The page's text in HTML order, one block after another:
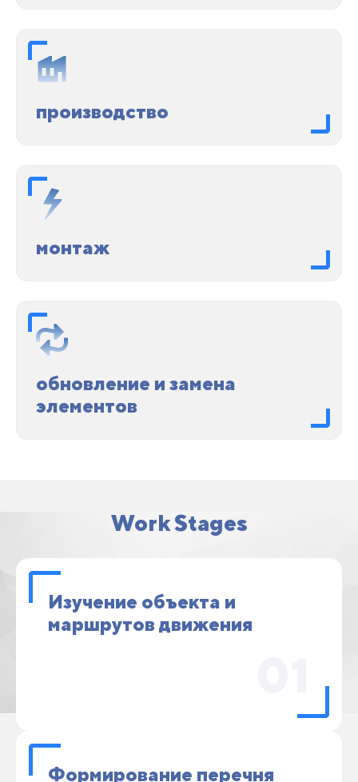
производство
монтаж
обновление и замена
элементов
Work Stages
Изучение объекта и
маршрутов движения
Формирование перечня